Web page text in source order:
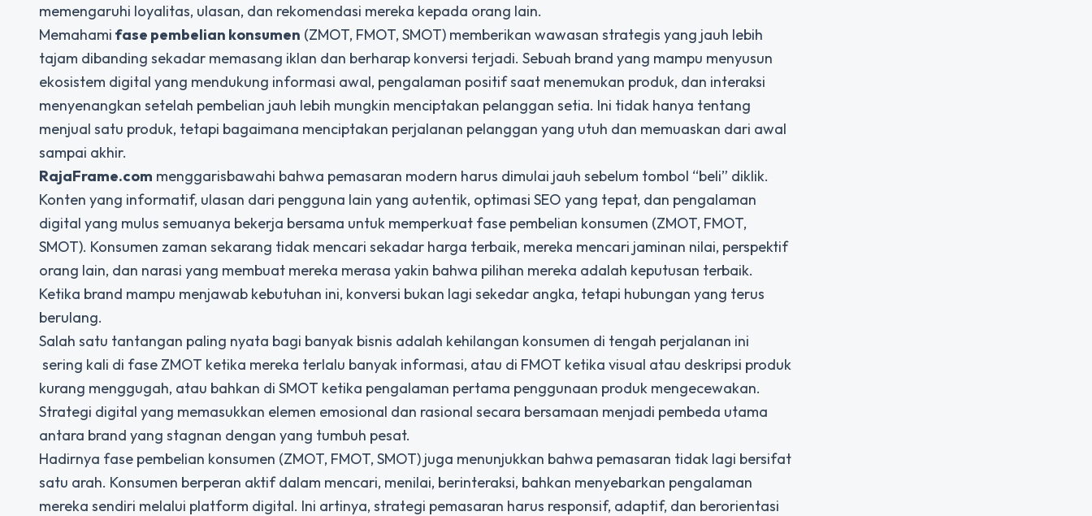
memengaruhi loyalitas, ulasan, dan rekomendasi mereka kepada orang lain.
Memahami fase pembelian konsumen (ZMOT, FMOT, SMOT) memberikan wawasan strategis yang jauh lebih
tajam dibanding sekadar memasang iklan dan berharap konversi terjadi. Sebuah brand yang mampu menyusun
ekosistem digital yang mendukung informasi awal, pengalaman positif saat menemukan produk, dan interaksi
menyenangkan setelah pembelian jauh lebih mungkin menciptakan pelanggan setia. Ini tidak hanya tentang
menjual satu produk, tetapi bagaimana menciptakan perjalanan pelanggan yang utuh dan memuaskan dari awal
sampai akhir.
RajaFrame.com menggarisbawahi bahwa pemasaran modern harus dimulai jauh sebelum tombol “beli” diklik.
Konten yang informatif, ulasan dari pengguna lain yang autentik, optimasi SEO yang tepat, dan pengalaman
digital yang mulus semuanya bekerja bersama untuk memperkuat fase pembelian konsumen (ZMOT, FMOT,
SMOT). Konsumen zaman sekarang tidak mencari sekadar harga terbaik, mereka mencari jaminan nilai, perspektif
orang lain, dan narasi yang membuat mereka merasa yakin bahwa pilihan mereka adalah keputusan terbaik.
Ketika brand mampu menjawab kebutuhan ini, konversi bukan lagi sekedar angka, tetapi hubungan yang terus
berulang.
Salah satu tantangan paling nyata bagi banyak bisnis adalah kehilangan konsumen di tengah perjalanan ini
sering kali di fase ZMOT ketika mereka terlalu banyak informasi, atau di FMOT ketika visual atau deskripsi produk
kurang menggugah, atau bahkan di SMOT ketika pengalaman pertama penggunaan produk mengecewakan.
Strategi digital yang memasukkan elemen emosional dan rasional secara bersamaan menjadi pembeda utama
antara brand yang stagnan dengan yang tumbuh pesat.
Hadirnya fase pembelian konsumen (ZMOT, FMOT, SMOT) juga menunjukkan bahwa pemasaran tidak lagi bersifat
satu arah. Konsumen berperan aktif dalam mencari, menilai, berinteraksi, bahkan menyebarkan pengalaman
mereka sendiri melalui platform digital. Ini artinya, strategi pemasaran harus responsif, adaptif, dan berorientasi